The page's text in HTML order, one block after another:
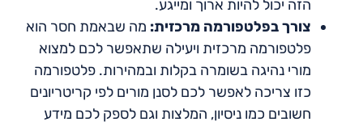
הזה יכול להיות ארוך ומייגע.
צורך בפלטפורמה מרכזית: מה שבאמת חסר הוא
פלטפורמה מרכזית ויעילה שתאפשר לכם למצוא
מורי נהיגה בשומרה בקלות ובמהירות. פלטפורמה
כזו צריכה לאפשר לכם לסנן מורים לפי קריטריונים
חשובים כמו ניסיון, המלצות וגם לספק לכם מידע